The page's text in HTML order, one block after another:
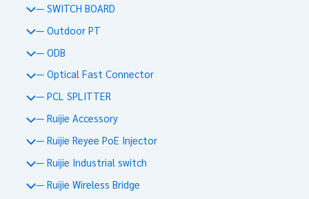
— SWITCH BOARD
— Outdoor PT
— ODB
— Optical Fast Connector
— PCL SPLITTER
— Ruijie Accessory
— Ruijie Reyee PoE Injector
— Ruijie Industrial switch
— Ruijie Wireless Bridge